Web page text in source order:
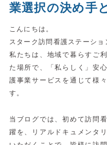
業選択の決め手
こんにちは。
スターク訪問看護ステーショ
私たちは、地域で暮らすご
た場所で、「私らしく」安
護事業サービスを通じて様
す。
当ブログでは、初めて訪問
躍を、リアルドキュメンタ